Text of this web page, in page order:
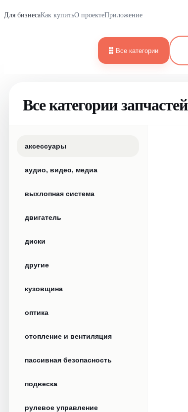
Для бизнесаКак купитьО проектеПриложение
Все категории
Все категории запчастей
аксессуары
аудио, видео, медиа
выхлопная система
двигатель
диски
другие
кузовщина
оптика
отопление и вентиляция
пассивная безопасность
подвеска
рулевое управление